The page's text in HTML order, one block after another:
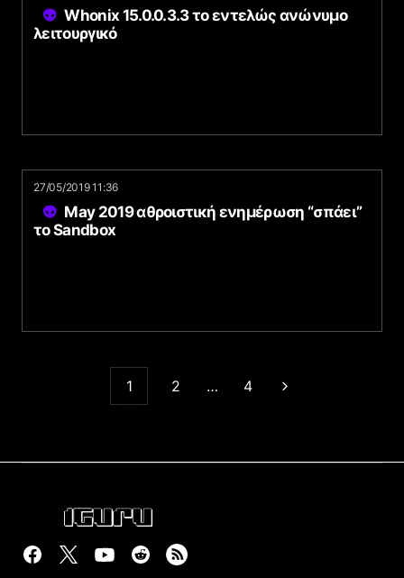
Whonix 15.0.0.3.3 το εντελώς ανώνυμο
λειτουργικό
27/05/2019 11:36
May 2019 αθροιστική ενημέρωση “σπάει”
το Sandbox
1 2 … 4